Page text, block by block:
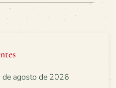
de agosto de 2026